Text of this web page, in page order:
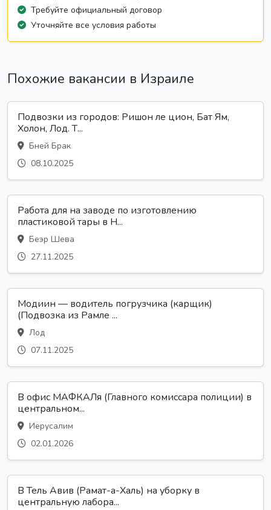
Требуйте официальный договор
Уточняйте все условия работы
Похожие вакансии в Израиле
Подвозки из городов: Ришон ле цион, Бат Ям,
Холон, Лод. Т...
Бней Брак
08.10.2025
Работа для на заводе по изготовлению
пластиковой тары в Н...
Беэр Шева
27.11.2025
Модиин — водитель погрузчика (карщик)
(Подвозка из Рамле ...
Лод
07.11.2025
В офис МАФКАЛя (Главного комиссара полиции) в
центральном...
Иерусалим
02.01.2026
В Тель Авив (Рамат-а-Халь) на уборку в
центральную лабора...